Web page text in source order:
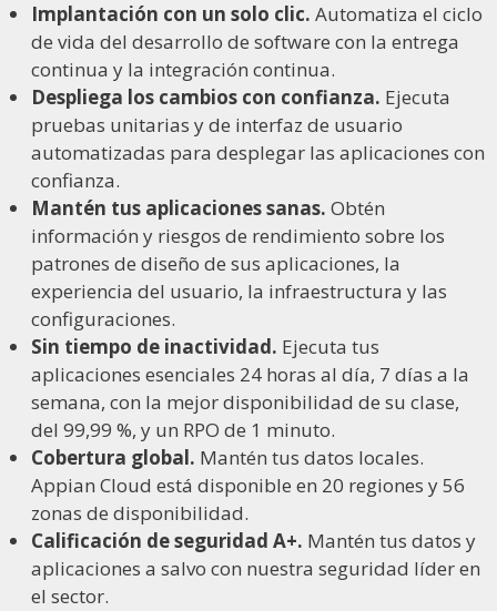
Implantación con un solo clic. Automatiza el ciclo
de vida del desarrollo de software con la entrega
continua y la integración continua.
Despliega los cambios con confianza. Ejecuta
pruebas unitarias y de interfaz de usuario
automatizadas para desplegar las aplicaciones con
confianza.
Mantén tus aplicaciones sanas. Obtén
información y riesgos de rendimiento sobre los
patrones de diseño de sus aplicaciones, la
experiencia del usuario, la infraestructura y las
configuraciones.
Sin tiempo de inactividad. Ejecuta tus
aplicaciones esenciales 24 horas al día, 7 días a la
semana, con la mejor disponibilidad de su clase,
del 99,99 %, y un RPO de 1 minuto.
Cobertura global. Mantén tus datos locales.
Appian Cloud está disponible en 20 regiones y 56
zonas de disponibilidad.
Calificación de seguridad A+. Mantén tus datos y
aplicaciones a salvo con nuestra seguridad líder en
el sector.